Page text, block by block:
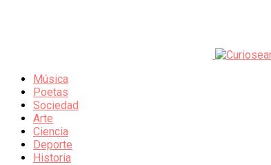
Música
Poetas
Sociedad
Arte
Ciencia
Deporte
Historia